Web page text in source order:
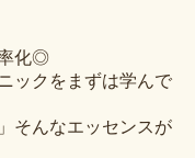
化◎
ックをまずは学んで
そんなエッセンスが